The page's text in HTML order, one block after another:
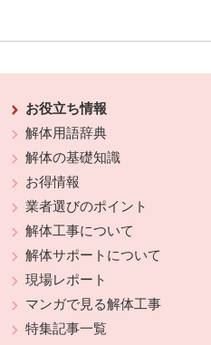
お役立ち情報
解体用語辞典
解体の基礎知識
お得情報
業者選びのポイント
解体工事について
解体サポートについて
現場レポート
マンガで見る解体工事
特集記事一覧